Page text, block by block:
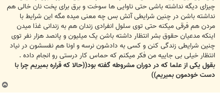
چیزای دیگه نداشته باشی حتی ناوایی ها سوخت و برق برای پخت نان خالی هم
نداشته باشن در چنین شرایطی آتش بس چه معنی میده مگه این شرایط با
مردن هم فرقی میکنه حتی توی سلول انفرادی زندان هم به زندانی غذا میدن
اینکه مدعیان حقوق بشر انتظار داشته باشن یک میلیون و پانصد هزار نفر توی
چنین شرایطی زندگی کنن و کسی به دادشون نرسه و اونا هم نفسشون در نیاد
انتظار خیلی بی جاییه من فکر میکنم که حماس کار درستی رو انجام داده .
بقول یکی از علما که در دوران مشروطه گفته بود((حالا که قراره بمیریم چرا با
دست خودمون بمیریم))
ب